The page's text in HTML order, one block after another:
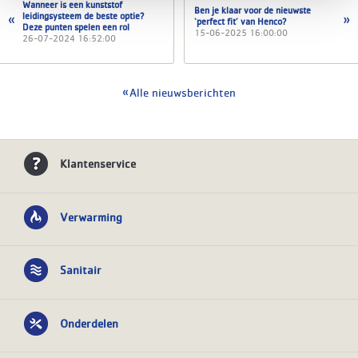
Wanneer is een kunststof
leidingsysteem de beste optie?
Deze punten spelen een rol
26-07-2024 16:52:00
Ben je klaar voor de nieuwste
‘perfect fit’ van Henco?
15-06-2025 16:00:00
Alle nieuwsberichten
Klantenservice
Verwarming
Sanitair
Onderdelen